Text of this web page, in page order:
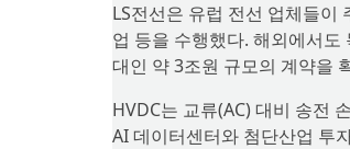
LS전선은 유럽 전선 업체들이
업 등을 수행했다. 해외에서
대인 약 3조원 규모의 계약을
HVDC는 교류(AC) 대비 송전
AI 데이터센터와 첨단산업 투